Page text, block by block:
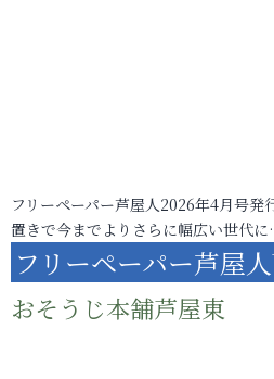
フリーペーパー芦屋人2026年4月号
置きで今までよりさらに幅広い世代
フリーペーパー芦屋
おそうじ本舗芦屋東